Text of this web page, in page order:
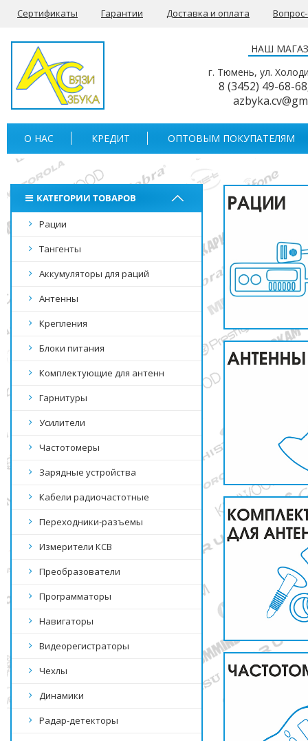
Сертификаты Гарантии Доставка и оплата
НАШ
г. Тюмень, ул.
8 (3452) 49-68-68
О НАС КРЕДИТ ОПТОВЫМ ПОКУПАТЕЛЯМ
КАТЕГОРИИ ТОВАРОВ
Рации
Тангенты
Аккумуляторы для раций
Антенны
Крепления
Блоки питания
Комплектующие для антенн
Гарнитуры
Усилители
Частотомеры
Зарядные устройства
Кабели радиочастотные
Переходники-разъемы
Измерители КСВ
Преобразователи
Программаторы
Навигаторы
Видеорегистраторы
Чехлы
Динамики
Радар-детекторы